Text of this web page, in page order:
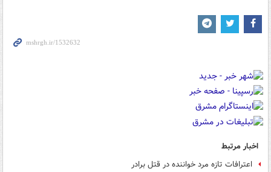
اخبار مرتبط
اعترافات تازه مرد خواننده در قتل برادر